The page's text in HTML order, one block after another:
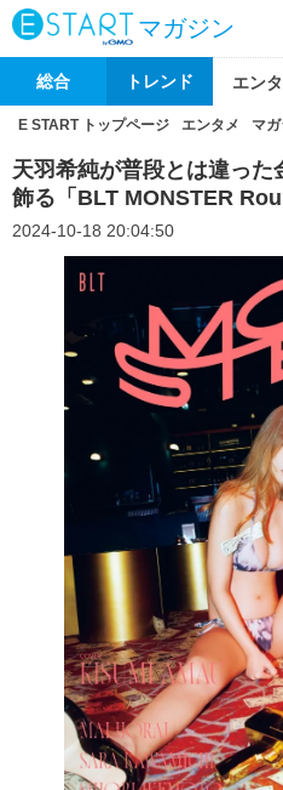
マガジン
総合 トレンド エン
E START トップページ エンタメ マ
天羽希純が普段とは違った
飾る「BLT MONSTER
2024-10-18 20:04:50